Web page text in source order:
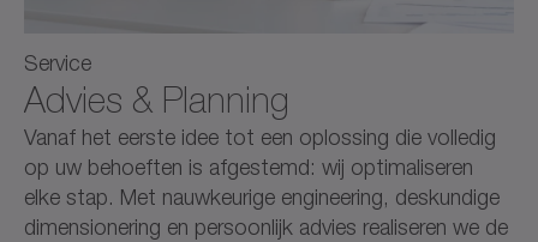
Service
Advies & Planning
Vanaf het eerste idee tot een oplossing die volledig
op uw behoeften is afgestemd: wij optimaliseren
elke stap. Met nauwkeurige engineering, deskundige
dimensionering en persoonlijk advies realiseren we de